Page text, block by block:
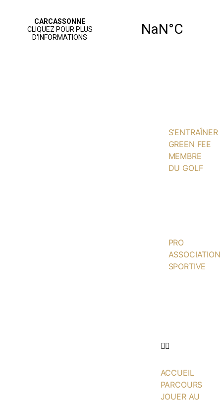
S’ENTRAÎNER
GREEN FEE
MEMBRE
DU GOLF
PRO
ASSOCIATION
SPORTIVE
ACCUEIL
PARCOURS
JOUER AU